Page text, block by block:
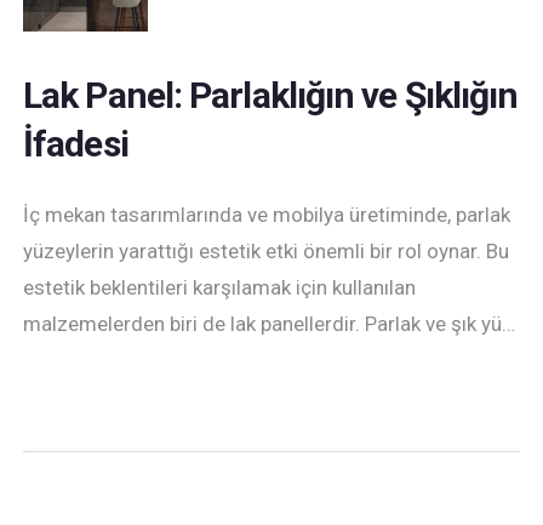
Lak Panel: Parlaklığın ve Şıklığın
İfadesi
İç mekan tasarımlarında ve mobilya üretiminde, parlak
yüzeylerin yarattığı estetik etki önemli bir rol oynar. Bu
estetik beklentileri karşılamak için kullanılan
malzemelerden biri de lak panellerdir. Parlak ve şık yü…